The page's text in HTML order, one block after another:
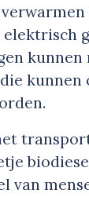
kunnen
kunnen
van